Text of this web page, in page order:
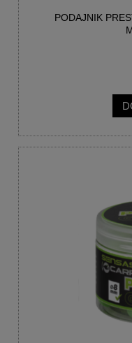
PODAJNIK